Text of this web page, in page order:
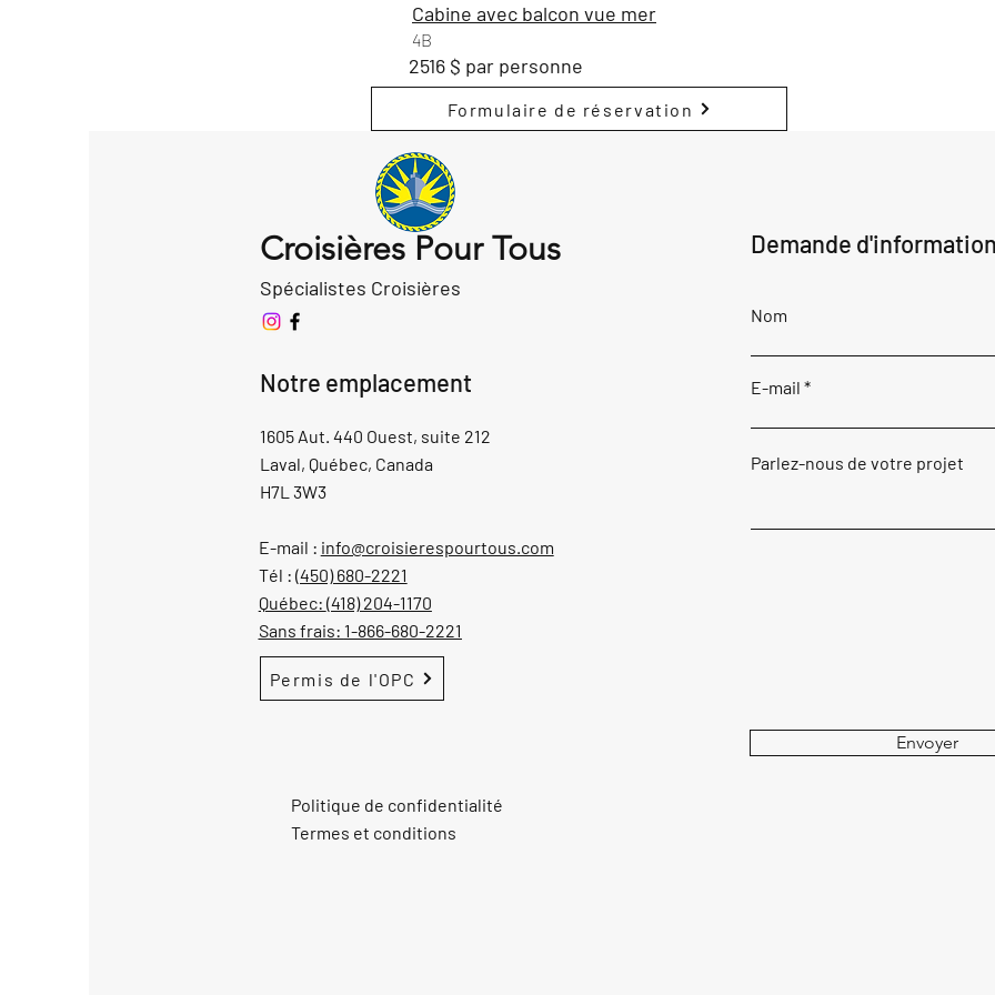
Cabine avec balcon vue mer
4B
2516 $ par personne
Formulaire de réservation
Croisières Pour Tous
Spécialistes Croisières
Notre emplacement
1605 Aut. 440 Ouest, suite 212
Laval, Québec, Canada
H7L 3W3
E-mail : info@croisierespourtous.com
Tél : (450) 680-2221
Québec: (418) 204-1170
Sans frais: 1-866-680-2221
Permis de l'OPC
Demande
Nom
E-mail
Parlez-nous de votre projet
Envoyer
Politique de confidentialité
Termes et conditions